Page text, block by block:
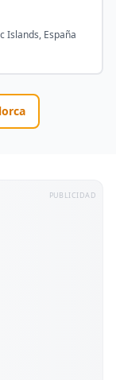
Islands, España
PUBLICIDAD